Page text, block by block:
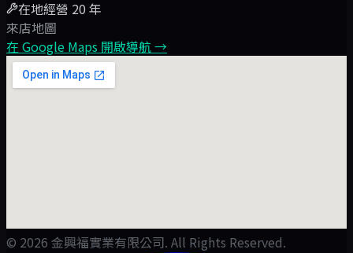
在地經營 20 年
來店地圖
在 Google Maps 開啟導航 →
© 2026 金興福實業有限公司. All Rights Reserved.